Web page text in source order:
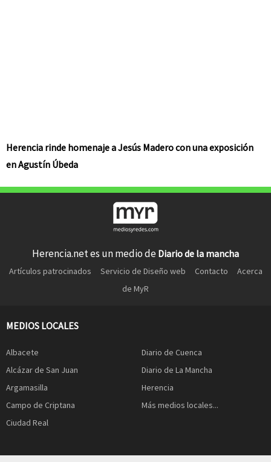
Herencia rinde homenaje a Jesús Madero con una exposición
en Agustín Úbeda
Herencia.net es un medio de Diario de la mancha
Artículos patrocinados Servicio de Diseño web Contacto
Acerca
de MyR
MEDIOS LOCALES
Albacete
Alcázar de San Juan
Argamasilla
Campo de Criptana
Ciudad Real
Diario de Cuenca
Diario de La Mancha
Herencia
Más medios locales...